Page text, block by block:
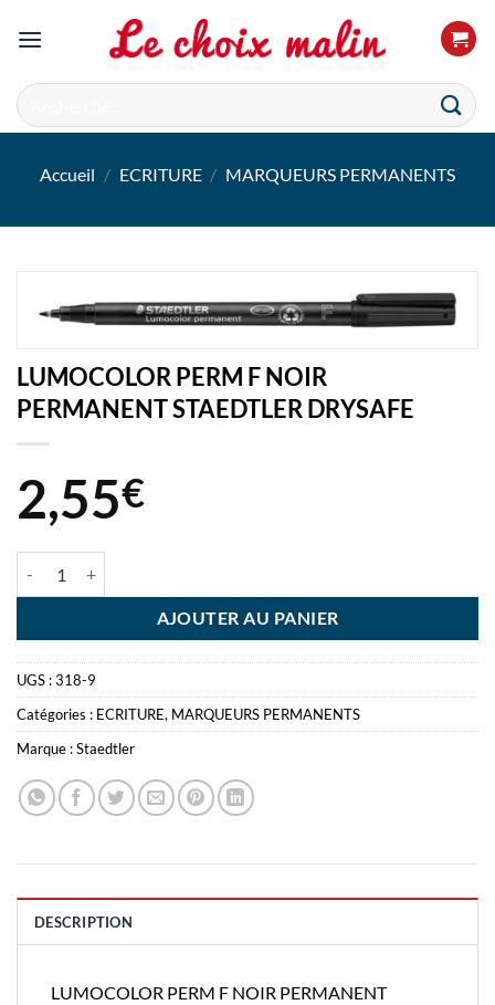
Recherche
pour :
Accueil / ECRITURE / MARQUEURS PERMANENTS
LUMOCOLOR PERM F NOIR
PERMANENT STAEDTLER DRYSAFE
2,55€
AJOUTER AU PANIER
UGS :318-9
Catégories : ECRITURE, MARQUEURS PERMANENTS
Marque :Staedtler
DESCRIPTION
LUMOCOLOR PERM F NOIR PERMANENT